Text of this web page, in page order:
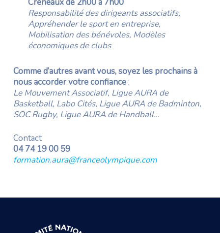
Créneaux de 2h00 à 7h00
Responsabilité des dirigeants associatifs,
Appréhender le sport en entreprise,
Mobilisation des bénévoles, Modèles
économiques de clubs
Comme d’autres avant vous, soyez les prochains à
nous accorder votre confiance:
Le Mouvement Associatif, Ligue AURA de
Basketball, Labo Cités, Ligue AURA de Badminton,
SOC Rugby, Ligue AURA de Handball…
Contact
04 74 19 00 59
formation.aura@franceolympique.com